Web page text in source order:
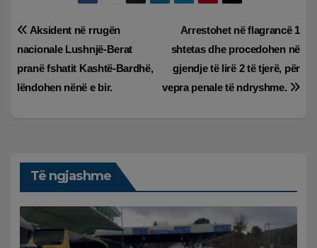
Lëvizje
te
postimet
Arrestohet në flagrancë 1
shtetas dhe procedohen në
gjendje të lirë 2 të tjerë, për
vepra penale të ndryshme.
Aksident në rrugën
nacionale Lushnjë-Berat
pranë fshatit Kashtë-Bardhë,
lëndohen nënë e bir.
Të ngjashme